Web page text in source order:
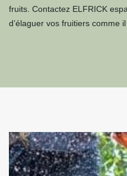
fruits. Contactez ELFRICK
d’élaguer vos fruitiers comme il